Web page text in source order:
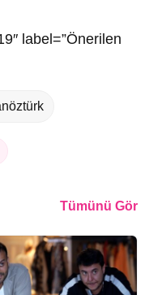
label=”Önerilen
Tümünü Gör